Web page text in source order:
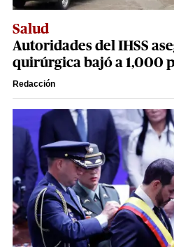
Salud
Autoridades del IHSS
quirúrgica bajó a 1,000
Redacción